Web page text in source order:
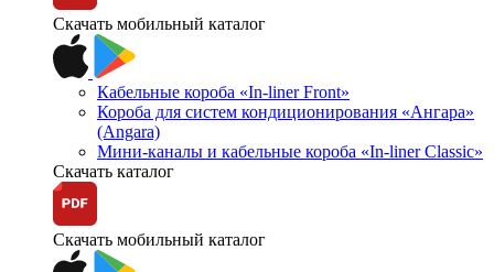
Скачать мобильный каталог
Кабельные короба «In-liner Front»
Короба для систем кондиционирования «Ангара»
(Angara)
Мини-каналы и кабельные короба «In-liner Classic»
Скачать каталог
Скачать мобильный каталог